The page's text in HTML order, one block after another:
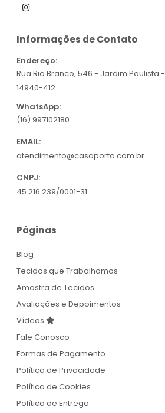
Informações de Contato
Endereço:
Rua Rio Branco, 546 - Jardim Paulista -
14940-412
WhatsApp:
(16) 997102180
EMAIL:
atendimento@casaporto.com.br
CNPJ:
45.216.239/0001-31
Páginas
Blog
Tecidos que Trabalhamos
Amostra de Tecidos
Avaliações e Depoimentos
Vídeos
Fale Conosco
Formas de Pagamento
Política de Privacidade
Política de Cookies
Política de Entrega